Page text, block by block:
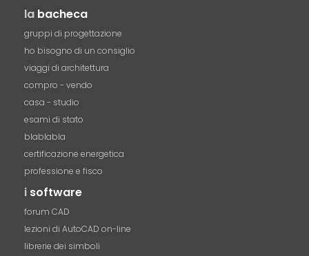
la bacheca
gruppi di progettazione
ho bisogno di un consiglio
viaggi di architettura
compro - vendo
casa - studio
esami di stato
blablabla
certificazione energetica
professione e fisco
i software
forum CAD
lezioni di AutoCAD on-line
librerie dei simboli